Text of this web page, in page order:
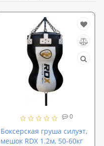
0
Боксерская груша силуэт,
мешок RDX 1.2м, 50-60кг